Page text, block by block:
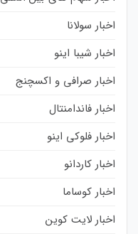
اخبار سولانا
اخبار شیبا اینو
اخبار صرافی و اکسچنج
اخبار فاندامنتال
اخبار فلوکی اینو
اخبار کاردانو
اخبار کوساما
اخبار لایت کوین